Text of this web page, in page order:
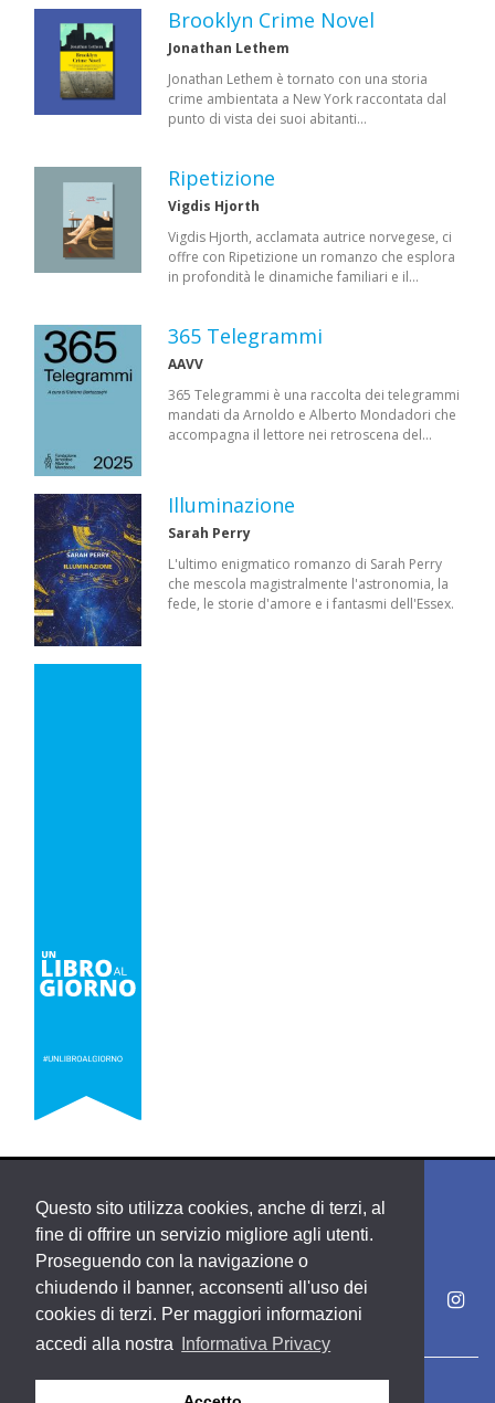
Questo sito utilizza cookies, anche di terzi, al
fine di offrire un servizio migliore agli utenti.
Proseguendo con la navigazione o
chiudendo il banner, acconsenti all'uso dei
cookies di terzi. Per maggiori informazioni
accedi alla nostra
Informativa Privacy
Brooklyn Crime Novel
Jonathan Lethem
Jonathan Lethem è tornato con una storia
crime ambientata a New York raccontata dal
punto di vista dei suoi abitanti…
Ripetizione
Vigdis Hjorth
Vigdis Hjorth, acclamata autrice norvegese, ci
offre con Ripetizione un romanzo che esplora
in profondità le dinamiche familiari e il…
365 Telegrammi
AAVV
365 Telegrammi è una raccolta dei telegrammi
mandati da Arnoldo e Alberto Mondadori che
accompagna il lettore nei retroscena del…
Illuminazione
Sarah Perry
L'ultimo enigmatico romanzo di Sarah Perry
che mescola magistralmente l'astronomia, la
fede, le storie d'amore e i fantasmi dell'Essex.
Copyright PDE srl società del Gruppo Feltrinelli S. p. A.